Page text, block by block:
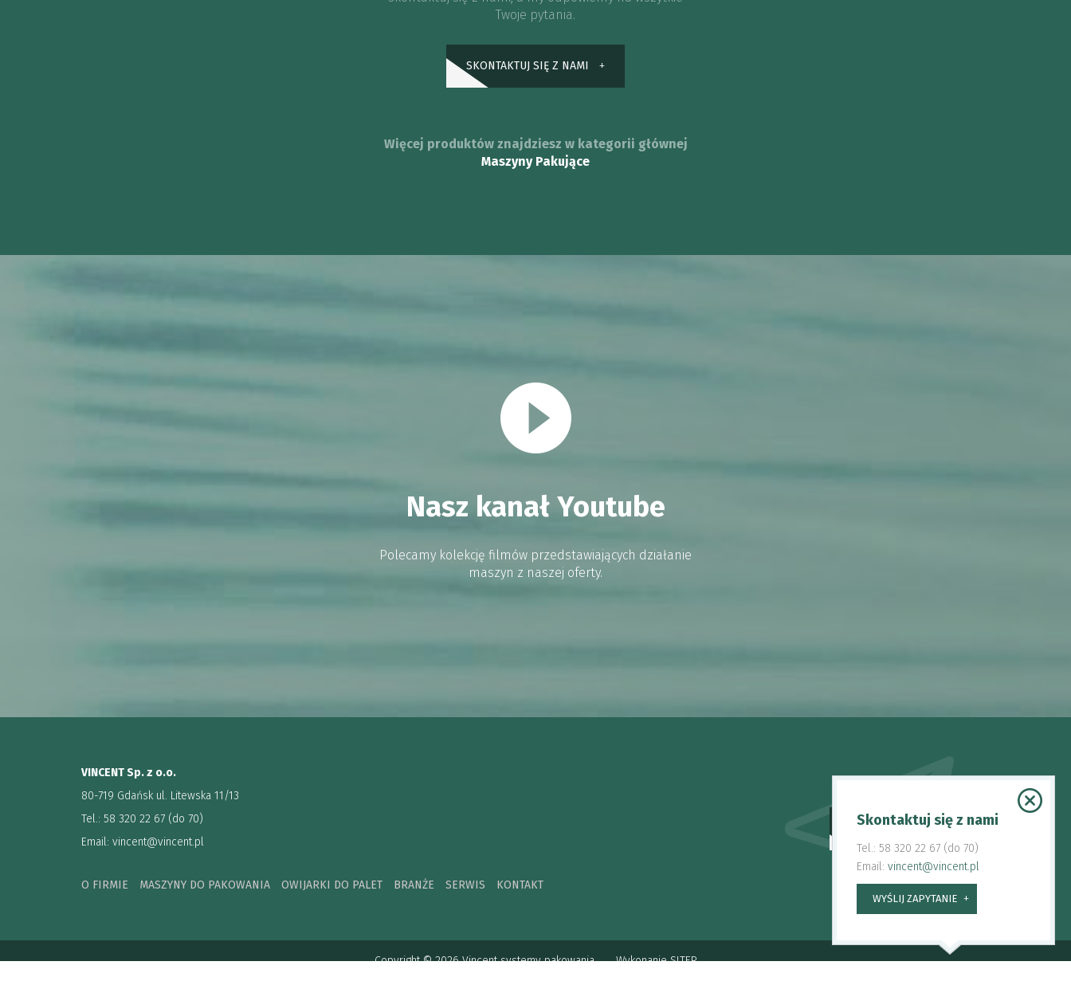
Twoje pytania.
SKONTAKTUJ SIĘ Z NAMI
Więcej produktów znajdziesz w kategorii głównej
Maszyny Pakujące
Nasz kanał Youtube
Polecamy kolekcję filmów przedstawiających działanie
maszyn z naszej oferty.
VINCENT Sp. z o.o.
80-719 Gdańsk ul. Litewska 11/13
Tel.: 58 320 22 67 (do 70)
Email: vincent@vincent.pl
O FIRMIE MASZYNY DO PAKOWANIA OWIJARKI DO PALET BRANŻE SERWIS KONTAKT
WYŚLIJ ZAPYTANIE
Copyright © 2026 Vincent systemy pakowania. WykonanieSITER
Skontaktuj się z nami
Tel.: 58 320 22 67 (do 70)
Email: vincent@vincent.pl
WYŚLIJ ZAPYTANIE